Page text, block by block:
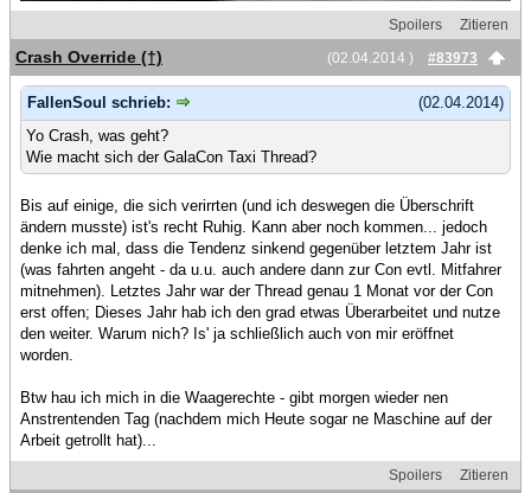
Spoilers
Zitieren
(02.04.2014 )
#83973
Crash Override (†)
(02.04.2014)
FallenSoul schrieb:
Yo Crash, was geht?
Wie macht sich der GalaCon Taxi Thread?
Bis auf einige, die sich verirrten (und ich deswegen die Überschrift
ändern musste) ist's recht Ruhig. Kann aber noch kommen... jedoch
denke ich mal, dass die Tendenz sinkend gegenüber letztem Jahr ist
(was fahrten angeht - da u.u. auch andere dann zur Con evtl. Mitfahrer
mitnehmen). Letztes Jahr war der Thread genau 1 Monat vor der Con
erst offen; Dieses Jahr hab ich den grad etwas Überarbeitet und nutze
den weiter. Warum nich? Is' ja schließlich auch von mir eröffnet
worden.
Btw hau ich mich in die Waagerechte - gibt morgen wieder nen
Anstrentenden Tag (nachdem mich Heute sogar ne Maschine auf der
Arbeit getrollt hat)...
Spoilers
Zitieren